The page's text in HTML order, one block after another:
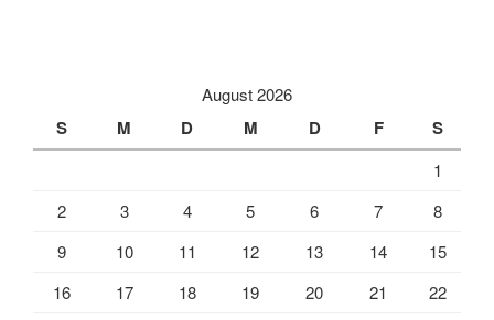
August 2026
S M D M D F S
1
2
3 4 5 6 7
8
9
10 11 12 13 14
15
16
17 18 19 20 21
22